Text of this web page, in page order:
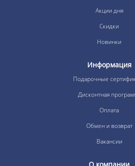
Акции дня
Скидки
Новинки
Информация
Подарочные
Дисконтная
Оплата
Обмен и возврат
Вакансии